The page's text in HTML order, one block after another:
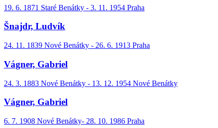
19. 6. 1871 Staré Benátky - 3. 11. 1954 Praha
Šnajdr, Ludvík
24. 11. 1839 Nové Benátky - 26. 6. 1913 Praha
Vágner, Gabriel
24. 3. 1883 Nové Benátky - 13. 12. 1954 Nové Benátky
Vágner, Gabriel
6. 7. 1908 Nové Benátky- 28. 10. 1986 Praha